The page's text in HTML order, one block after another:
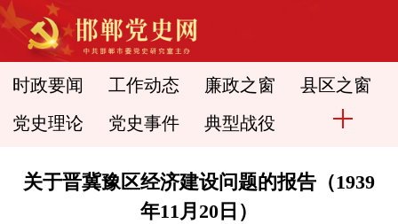
时政要闻 工作动态 廉政之窗 县区之窗
党史理论 党史事件 典型战役
关于晋冀豫区经济建设问题的报告（1939
年11月20日）